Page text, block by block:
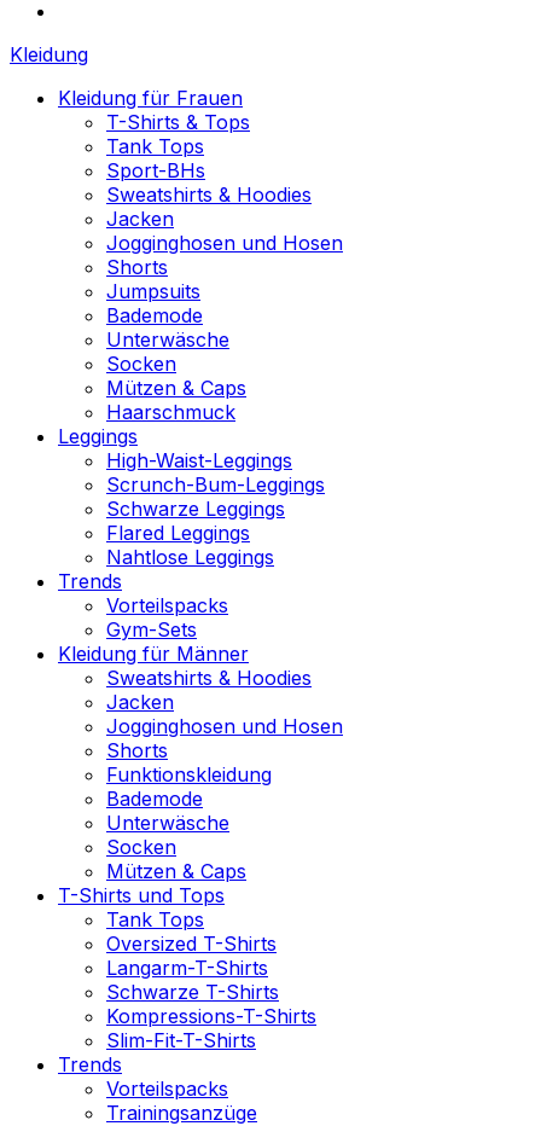
Kleidung
Kleidung für Frauen
T-Shirts & Tops
Tank Tops
Sport-BHs
Sweatshirts & Hoodies
Jacken
Jogginghosen und Hosen
Shorts
Jumpsuits
Bademode
Unterwäsche
Socken
Mützen & Caps
Haarschmuck
Leggings
High-Waist-Leggings
Scrunch-Bum-Leggings
Schwarze Leggings
Flared Leggings
Nahtlose Leggings
Trends
Vorteilspacks
Gym-Sets
Kleidung für Männer
Sweatshirts & Hoodies
Jacken
Jogginghosen und Hosen
Shorts
Funktionskleidung
Bademode
Unterwäsche
Socken
Mützen & Caps
T-Shirts und Tops
Tank Tops
Oversized T-Shirts
Langarm-T-Shirts
Schwarze T-Shirts
Kompressions-T-Shirts
Slim-Fit-T-Shirts
Trends
Vorteilspacks
Trainingsanzüge